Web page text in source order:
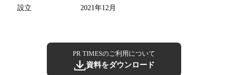
設立
2021年12月
PR TIMESのご利用について
資料をダウンロード